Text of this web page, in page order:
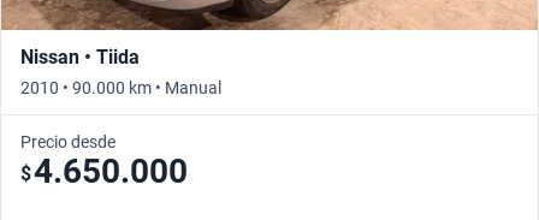
Nissan • Tiida
2010 • 90.000 km • Manual
Precio desde
$4.650.000